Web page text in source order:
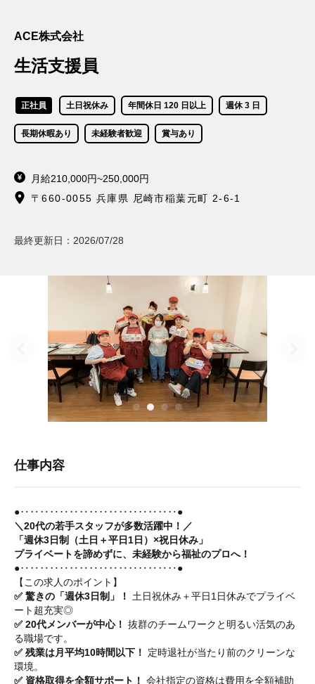
ACE株式会社
生活支援員
正社員 土日祝休み 年間休日 120 日以上 週休 3 日
長期休暇あり 未経験者歓迎 賞与あり
月給210,000円~250,000円
〒660-0055 兵庫県 尼崎市稲葉元町 2-6-1
最終更新日： 2026/07/28
仕事内容
●‥‥‥‥‥‥‥‥‥‥‥‥‥‥‥‥●
＼20代の若手スタッフが多数活躍中！／
「週休3日制（土日＋平日1日）×祝日休み」
プライベートを諦めずに、未経験から福祉のプロへ！
●‥‥‥‥‥‥‥‥‥‥‥‥‥‥‥‥●
【この求人のポイント】
✅ 驚きの「週休3日制」！
土日祝休み＋平日1日休みでプライベ
ート超充実◎
✅ 20代メンバーが中心！ 抜群のチームワークと明るい活気のあ
る職場です。
✅ 残業は月平均10時間以下！
定時退社が当たり前のクリーンな
環境。
✅ 資格取得を全額サポート！ 会社指定の資格は費用を全額補助